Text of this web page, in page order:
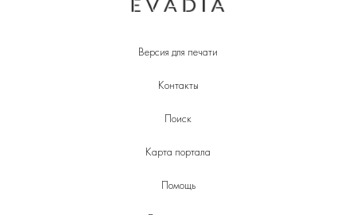
Версия для печати
Контакты
Поиск
Карта портала
Помощь